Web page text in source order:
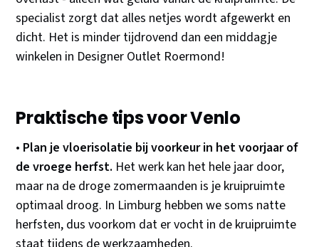
specialist zorgt dat alles netjes wordt afgewerkt en
dicht. Het is minder tijdrovend dan een middagje
winkelen in Designer Outlet Roermond!
Praktische tips voor Venlo
• Plan je vloerisolatie bij voorkeur in het voorjaar of
de vroege herfst. Het werk kan het hele jaar door,
maar na de droge zomermaanden is je kruipruimte
optimaal droog. In Limburg hebben we soms natte
herfsten, dus voorkom dat er vocht in de kruipruimte